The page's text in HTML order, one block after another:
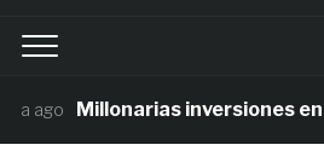
Millonarias inversiones en